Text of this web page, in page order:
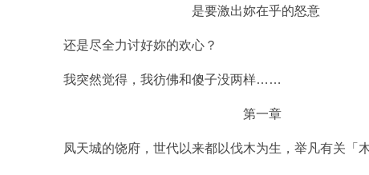
是要激出妳在乎的怒意
还是尽全力讨好妳的欢心？
我突然觉得，我彷佛和傻子没两样……
第一章
凤天城的饶府，世代以来都以伐木为生，举凡有关「